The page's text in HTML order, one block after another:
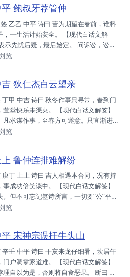
功夫，方能旺盛。 财利：忍受时艰，再
事业：蝇头之利，亦为利也，不宜贪
，健身之后，一切平安，修吾身心。
鲍叔牙荐管仲
，一生活计始安全。 【现代白话文解
示先忧后疑，最后始定。 问诉讼，讼则
病情也须秋天过后，才安全无虑。 问
期也，守之则安，攻则自陷。 事业：
，不必懊丧。 升迁：必须致力，否则损
：此缘结之，各自分之，互蒙其利，以
览
狄仁杰白云望亲
堂快乐未渠央。 【现代白话文解签】
求谋作事，至春方可遂意。只宜渐进，
塞，秋冬过去，交春之节，即有钜利。
，调合身心，修吾身心，一切平安。
错失也，理智前提。 考试：秋冬大考，
。 健康：倏尔攻袭，不寻常也，不宜操
览
鲁仲连排难解纷
成功倍笑谈中。 【现代白话文解签】
但不可忘记签诗所言，一切要“公”平，
分金”的故事，是一个模范。 问谋事，
之，尔修者也，珍惜此福。 财利：无
，宜储蓄之。 事业：吸四方财，此时正
：平素之修，身心健全，今有享之，受
览
宋神宗误扞牛头山
户凋零家道难。 【现代白话文解签】
自以为是，否则将自食恶果。 断曰 运